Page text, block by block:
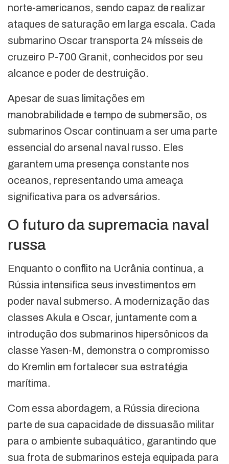
norte-americanos, sendo capaz de realizar
ataques de saturação em larga escala. Cada
submarino Oscar transporta 24 mísseis de
cruzeiro P-700 Granit, conhecidos por seu
alcance e poder de destruição.
Apesar de suas limitações em
manobrabilidade e tempo de submersão, os
submarinos Oscar continuam a ser uma parte
essencial do arsenal naval russo. Eles
garantem uma presença constante nos
oceanos, representando uma ameaça
significativa para os adversários.
O futuro da supremacia naval
russa
Enquanto o conflito na Ucrânia continua, a
Rússia intensifica seus investimentos em
poder naval submerso. A modernização das
classes Akula e Oscar, juntamente com a
introdução dos submarinos hipersônicos da
classe Yasen-M, demonstra o compromisso
do Kremlin em fortalecer sua estratégia
marítima.
Com essa abordagem, a Rússia direciona
parte de sua capacidade de dissuasão militar
para o ambiente subaquático, garantindo que
sua frota de submarinos esteja equipada para